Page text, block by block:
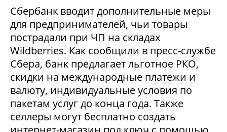
Сбербанк вводит дополнительные меры
для предпринимателей, чьи товары
пострадали при ЧП на складах
Wildberries. Как сообщили в пресс-службе
Сбера, банк предлагает льготное РКО,
скидки на международные платежи и
валюту, индивидуальные условия по
пакетам услуг до конца года. Также
селлеры могут бесплатно создать